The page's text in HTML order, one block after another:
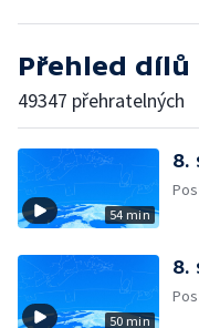
Přehled dílů
49347 přehratelných
54 min
8.
50 min
8.